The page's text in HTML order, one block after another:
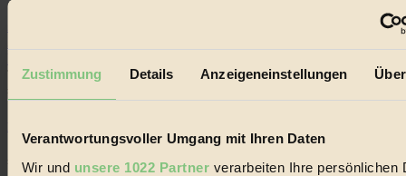
Zustimmung Details Anzeigeneinstellungen
Verantwortungsvoller Umgang mit Ihren Daten
Wir und unsere 1022 Partnerverarbeiten Ihre persönlichen
Social Media
Themen